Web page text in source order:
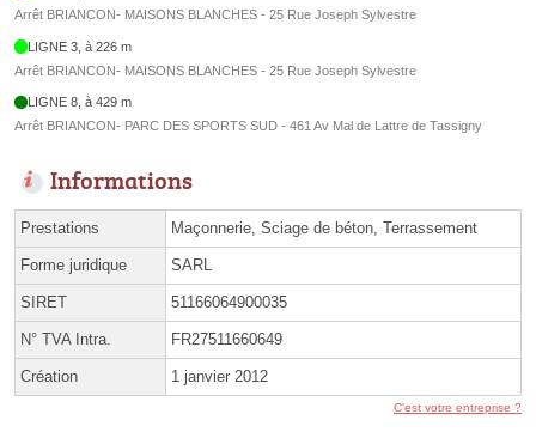
Arrêt BRIANCON- MAISONS BLANCHES - 25 Rue Joseph Sylvestre
LIGNE 3, à 226 m
Arrêt BRIANCON- MAISONS BLANCHES - 25 Rue Joseph Sylvestre
LIGNE 8, à 429 m
Arrêt BRIANCON- PARC DES SPORTS SUD - 461 Av Mal de Lattre de Tassigny
Informations
Prestations Maçonnerie, Sciage de béton, Terrassement
Forme juridique SARL
SIRET 51166064900035
N° TVA Intra. FR27511660649
Création 1 janvier 2012
C'est votre entreprise ?